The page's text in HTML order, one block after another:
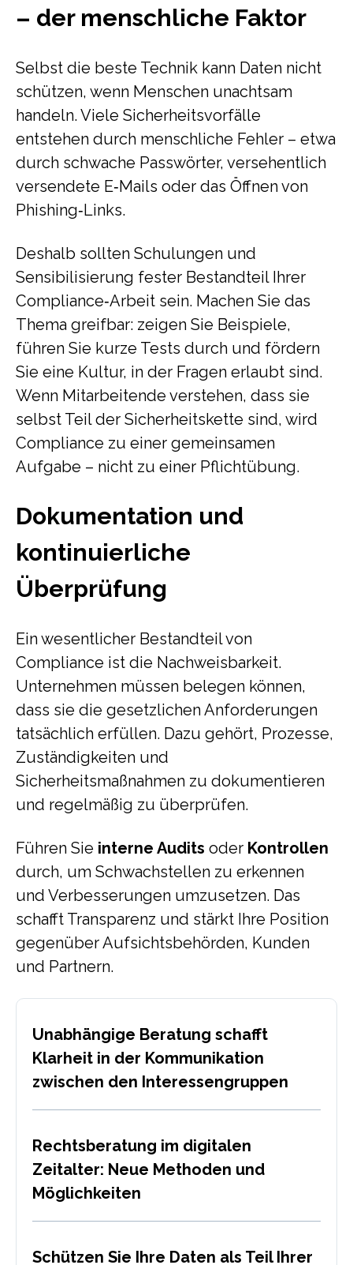
– der menschliche Faktor
Selbst die beste Technik kann Daten nicht
schützen, wenn Menschen unachtsam
handeln. Viele Sicherheitsvorfälle
entstehen durch menschliche Fehler – etwa
durch schwache Passwörter, versehentlich
versendete E‑Mails oder das Öffnen von
Phishing‑Links.
Deshalb sollten Schulungen und
Sensibilisierung fester Bestandteil Ihrer
Compliance‑Arbeit sein. Machen Sie das
Thema greifbar: zeigen Sie Beispiele,
führen Sie kurze Tests durch und fördern
Sie eine Kultur, in der Fragen erlaubt sind.
Wenn Mitarbeitende verstehen, dass sie
selbst Teil der Sicherheitskette sind, wird
Compliance zu einer gemeinsamen
Aufgabe – nicht zu einer Pflichtübung.
Dokumentation und
kontinuierliche
Überprüfung
Ein wesentlicher Bestandteil von
Compliance ist die Nachweisbarkeit.
Unternehmen müssen belegen können,
dass sie die gesetzlichen Anforderungen
tatsächlich erfüllen. Dazu gehört, Prozesse,
Zuständigkeiten und
Sicherheitsmaßnahmen zu dokumentieren
und regelmäßig zu überprüfen.
Führen Sie interne Audits oder Kontrollen
durch, um Schwachstellen zu erkennen
und Verbesserungen umzusetzen. Das
schafft Transparenz und stärkt Ihre Position
gegenüber Aufsichtsbehörden, Kunden
und Partnern.
Unabhängige Beratung schafft
Klarheit in der Kommunikation
zwischen den Interessengruppen
Rechtsberatung im digitalen
Zeitalter: Neue Methoden und
Möglichkeiten
Schützen Sie Ihre Daten als Teil Ihrer